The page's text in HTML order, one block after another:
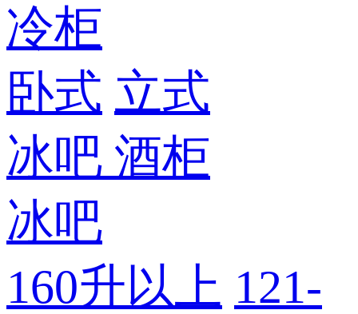
冷柜
卧式 立式
冰吧 酒柜
冰吧
160升以上 121-